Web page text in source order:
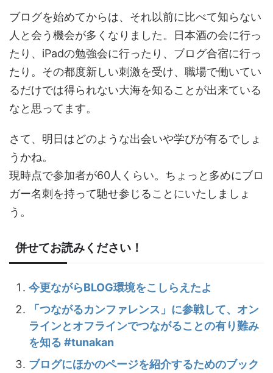
ブログを始めてからは、それ以前に比べて知らない
人と会う機会が多くなりました。日本酒の会に行っ
たり、iPadの勉強会に行ったり、ブログ合宿に行っ
たり。その都度新しい刺激を受け、職場で働いてい
るだけでは得られない大海を知ることが出来ている
なと思ってます。
さて、明日はどのような出会いや学びが有るでしょ
うかね。
現時点で参加者が60人くらい。ちょっと多めにブロ
ガー名刺を持って馳せ参じることにいたしましょ
う。
併せてお読みください！
今更ながらBLOG環境をこしらえたよ
「つながるカンファレンス」に参戦して、オン
ラインとオフラインでつながることの有り難み
を知る #tunakan
ブログにほかのページを紹介するためのブック